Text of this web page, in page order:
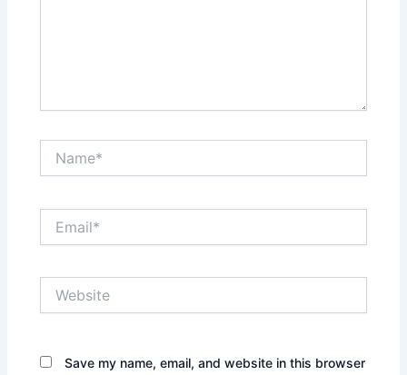
Save my name, email, and website in this browser